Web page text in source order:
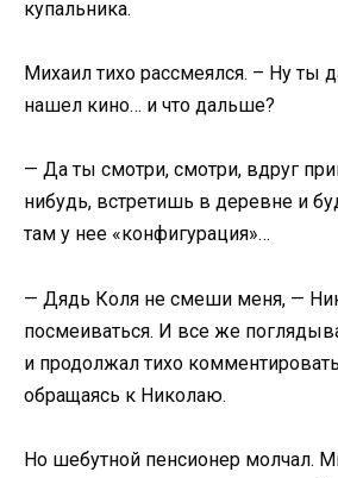
купальника.
Михаил тихо рассмеялся. – Ну ты
нашел кино… и что дальше?
— Да ты смотри, смотри, вдруг
нибудь, встретишь в деревне и
там у нее «конфигурация»…
— Дядь Коля не смеши меня, —
посмеиваться. И все же
и продолжал тихо
обращаясь к Николаю.
Но шебутной пенсионер молчал.